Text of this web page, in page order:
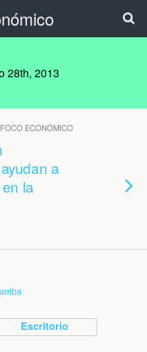
28th, 2013
ECONÓMICO
a
la
Escritorio